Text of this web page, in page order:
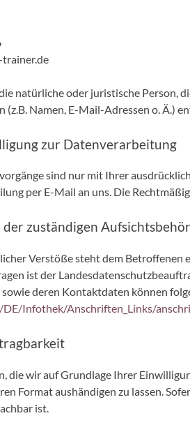
trainer.de
natürliche oder juristische Person,
(z.B. Namen, E-Mail-Adressen o. Ä.)
zur Datenverarbeitung
sind nur mit Ihrer
per E-Mail an uns. Die
zuständigen
Verstöße steht dem
ist der
deren Kontaktdaten können
Infothek/Anschriften_Links/
die wir auf Grundlage Ihrer
Format aushändigen zu lassen.
ist.